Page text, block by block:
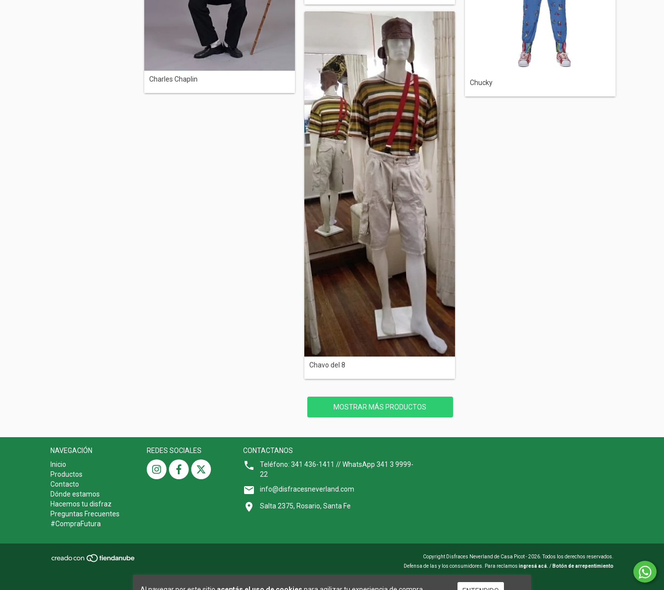
Charles Chaplin
Chavo del 8
Chucky
MOSTRAR MÁS PRODUCTOS
NAVEGACIÓN
Inicio
Productos
Contacto
Dónde estamos
Hacemos tu disfraz
Preguntas Frecuentes
#CompraFutura
REDES SOCIALES
CONTACTANOS
Teléfono: 341 436-1411 // WhatsApp 341 3 9999-
22
info@disfracesneverland.com
Salta 2375, Rosario, Santa Fe
Copyright Disfraces Neverland de Casa Picot - 2026. Todos los derechos reservados.
Defensa de las y los consumidores. Para reclamos ingresá acá. / Botón de arrepentimiento